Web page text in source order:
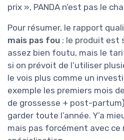
prix », PANDA n’est pas le
Pour résumer, le rapport
mais pas fou : le produit est
assez bien foutu, mais le
si on prévoit de l’utiliser
le vois plus comme un
exemple les premiers mois
de grossesse + post-
garder toute l’année. Y’a
mais pas forcément avec ce